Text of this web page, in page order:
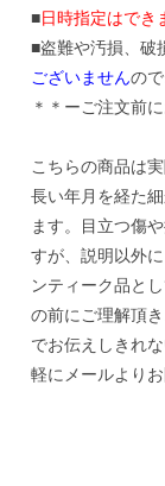
■日時指定はでき
■盗難や汚損、破
ございませんの
＊＊ーご注文前
こちらの商品は
長い年月を経た
ます。目立つ傷
すが、説明以外
ンティーク品と
の前にご理解頂
でお伝えしきれ
軽にメールより